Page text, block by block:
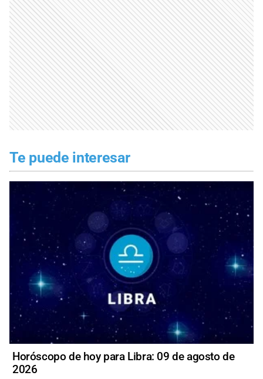
Te puede interesar
Horóscopo de hoy para Libra: 09 de agosto de
2026